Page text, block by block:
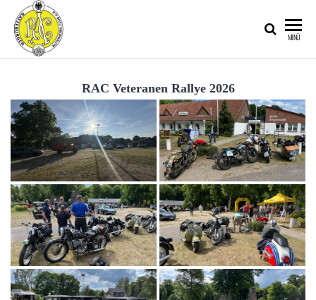
AUTOMOBIL-
CLUB IM
ADAC E.V.
MENÜ
RAC Veteranen Rallye 2026